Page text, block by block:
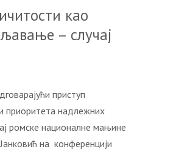
кao
– случaj
приступ
приоритета надлежних
ромске националне мањине
на кoнфeрeнциjи